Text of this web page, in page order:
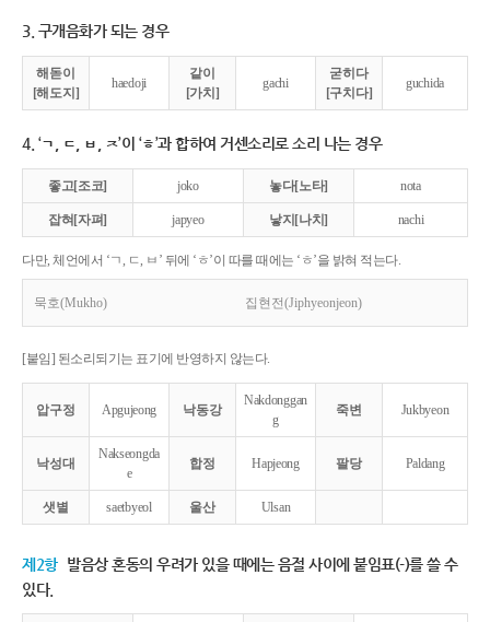
3. 구개음화가 되는 경우
해돋이
[해도지]
haedoji
같이
[가치]
gachi
굳히다
[구치다]
guchida
4. ‘ㄱ, ㄷ, ㅂ, ㅈ’이 ‘ㅎ’과 합하여 거센소리로 소리 나는 경우
좋고[조코] joko 놓다[노타] nota
잡혀[자펴] japyeo 낳지[나치] nachi
다만, 체언에서 ‘ㄱ, ㄷ, ㅂ’ 뒤에 ‘ㅎ’이 따를 때에는 ‘ㅎ’을 밝혀 적는다.
묵호(Mukho) 집현전(Jiphyeonjeon)
[붙임] 된소리되기는 표기에 반영하지 않는다.
압구정 Apgujeong 낙동강
Nakdonggan
g
죽변 Jukbyeon
낙성대
Nakseongda
e
합정 Hapjeong 팔당 Paldang
샛별 saetbyeol 울산 Ulsan
제2항 발음상 혼동의 우려가 있을 때에는 음절 사이에 붙임표(-)를 쓸 수
있다.